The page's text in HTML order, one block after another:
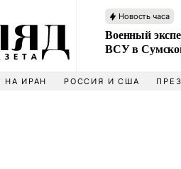
Новость часа
Военный
ВСУ в
НА ИРАН РОССИЯ И США